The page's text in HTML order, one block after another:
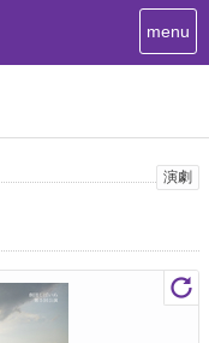
T
o
i
g
menu
演劇